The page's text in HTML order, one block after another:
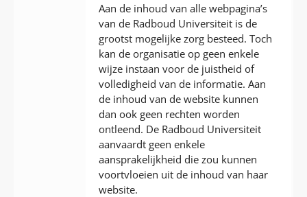
Aan de inhoud van alle webpagina’s
van de Radboud Universiteit is de
grootst mogelijke zorg besteed. Toch
kan de organisatie op geen enkele
wijze instaan voor de juistheid of
volledigheid van de informatie. Aan
de inhoud van de website kunnen
dan ook geen rechten worden
ontleend. De Radboud Universiteit
aanvaardt geen enkele
aansprakelijkheid die zou kunnen
voortvloeien uit de inhoud van haar
website.